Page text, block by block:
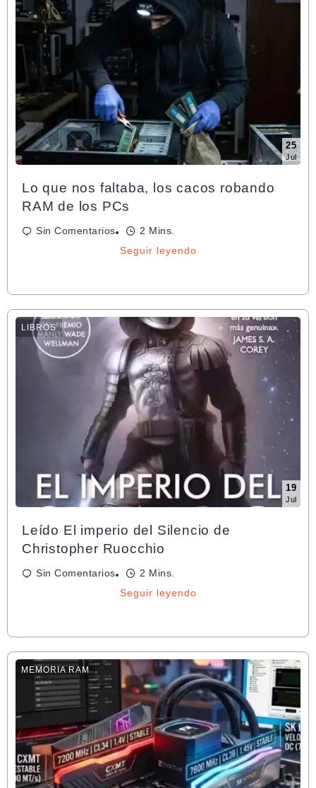
25
Jul
Lo que nos faltaba, los cacos robando
RAM de los PCs
Sin Comentarios 2 Mins.
Seguir leyendo
LIBROS
19
Jul
Leído El imperio del Silencio de
Christopher Ruocchio
Sin Comentarios 2 Mins.
Seguir leyendo
MEMORIA RAM